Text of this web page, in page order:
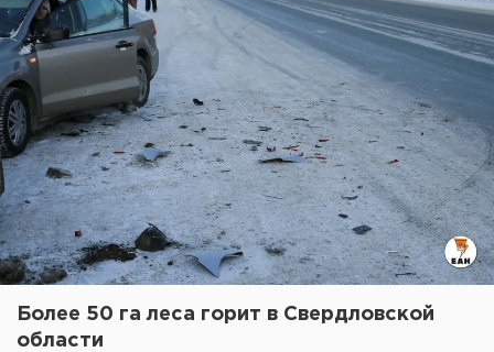
Более 50 га леса горит в Свердловской
области